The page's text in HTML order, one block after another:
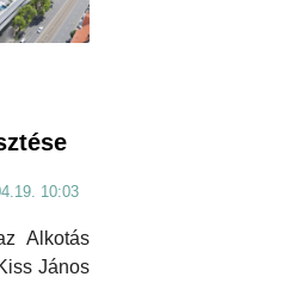
10:03
Alkotás
János